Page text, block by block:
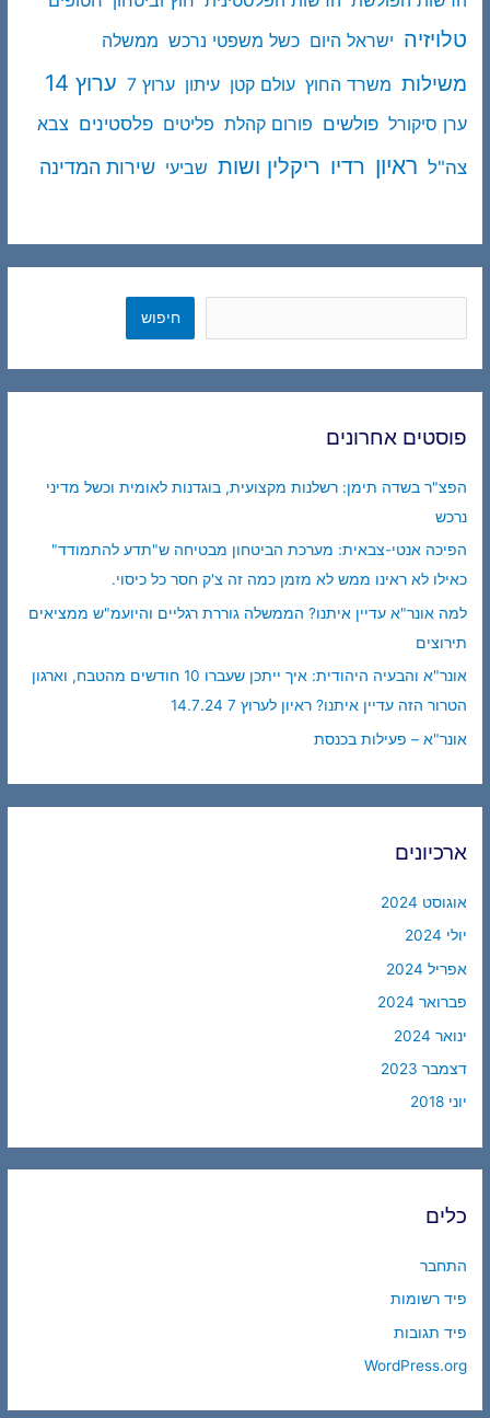
טלויזיה ישראל היום כשל משפטי נרכש ממשלה
משילות משרד החוץ עולם קטן עיתון ערוץ 7 ערוץ 14
ערן סיקורל פולשים פורום קהלת פליטים פלסטינים צבא
צה"ל ראיון רדיו ריקלין ושות שביעי שירות המדינה
חיפוש
פוסטים אחרונים
הפצ"ר בשדה תימן: רשלנות מקצועית, בוגדנות לאומית וכשל מדיני
נרכש
הפיכה אנטי-צבאית: מערכת הביטחון מבטיחה ש"תדע להתמודד"
כאילו לא ראינו ממש לא מזמן כמה זה צ'ק חסר כל כיסוי.
למה אונר"א עדיין איתנו? הממשלה גוררת רגליים והיועמ"ש ממציאים
תירוצים
אונר"א והבעיה היהודית: איך ייתכן שעברו 10 חודשים מהטבח, וארגון
הטרור הזה עדיין איתנו? ראיון לערוץ 7 14.7.24
אונר"א – פעילות בכנסת
ארכיונים
אוגוסט 2024
יולי 2024
אפריל 2024
פברואר 2024
ינואר 2024
דצמבר 2023
יוני 2018
כלים
התחבר
פיד רשומות
פיד תגובות
WordPress.org